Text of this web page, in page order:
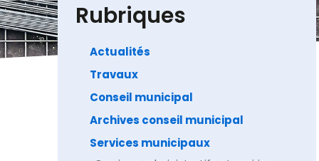
Rubriques
Actualités
Travaux
Conseil municipal
Archives conseil municipal
Services municipaux